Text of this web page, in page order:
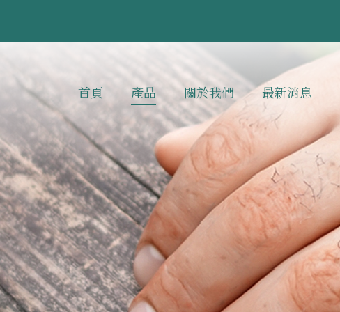
首頁 產品 關於我們 最新消息